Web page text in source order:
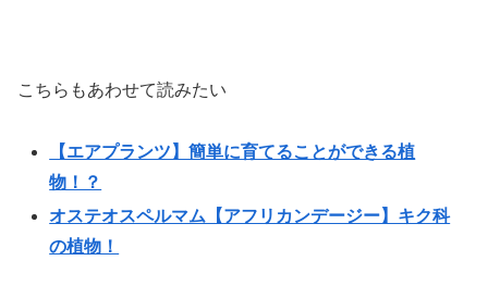
こちらもあわせて読みたい
【エアプランツ】簡単に育てることができる植
物！？
オステオスペルマム【アフリカンデージー】キク科
の植物！